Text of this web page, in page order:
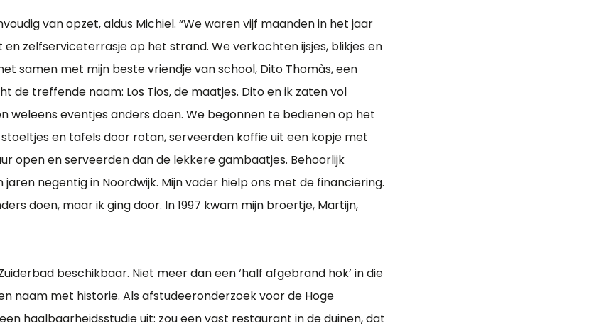
van opzet, aldus Michiel. “We waren vijf maanden in het jaar
zelfserviceterrasje op het strand. We verkochten ijsjes, blikjes en
samen met mijn beste vriendje van school, Dito Thomàs, een
de treffende naam: Los Tios, de maatjes. Dito en ik zaten vol
weleens eventjes anders doen. We begonnen te bedienen op het
en tafels door rotan, serveerden koffie uit een kopje met
open en serveerden dan de lekkere gambaatjes. Behoorlijk
negentig in Noordwijk. Mijn vader hielp ons met de financiering.
doen, maar ik ging door. In 1997 kwam mijn broertje, Martijn,
beschikbaar. Niet meer dan een ‘half afgebrand hok’ in die
naam met historie. Als afstudeeronderzoek voor de Hoge
haalbaarheidsstudie uit: zou een vast restaurant in de duinen, dat